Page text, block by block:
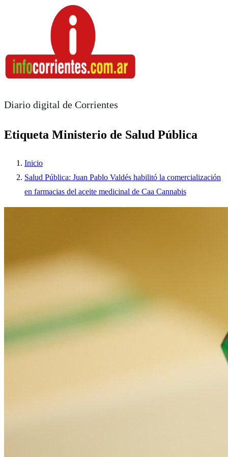
Diario digital de Corrientes
Etiqueta Ministerio de Salud Pública
Inicio
Salud Pública: Juan Pablo Valdés habilitó la comercialización
en farmacias del aceite medicinal de Caa Cannabis